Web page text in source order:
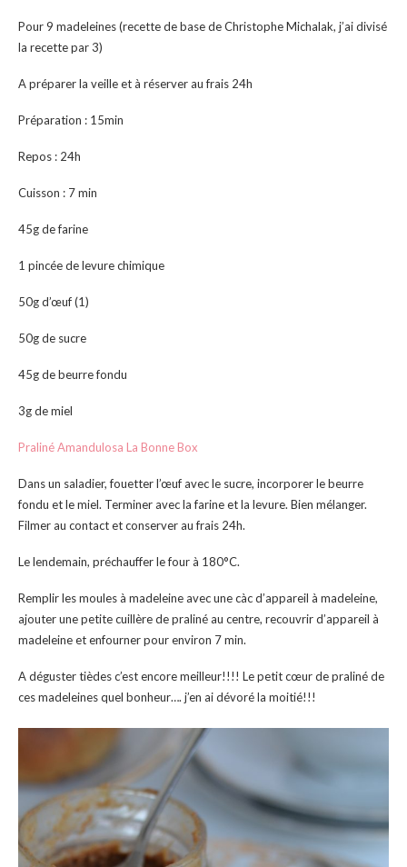
Pour 9 madeleines (recette de base de Christophe Michalak, j’ai divisé
la recette par 3)
A préparer la veille et à réserver au frais 24h
Préparation : 15min
Repos : 24h
Cuisson : 7 min
45g de farine
1 pincée de levure chimique
50g d’œuf (1)
50g de sucre
45g de beurre fondu
3g de miel
Praliné Amandulosa La Bonne Box
Dans un saladier, fouetter l’œuf avec le sucre, incorporer le beurre
fondu et le miel. Terminer avec la farine et la levure. Bien mélanger.
Filmer au contact et conserver au frais 24h.
Le lendemain, préchauffer le four à 180°C.
Remplir les moules à madeleine avec une càc d’appareil à madeleine,
ajouter une petite cuillère de praliné au centre, recouvrir d’appareil à
madeleine et enfourner pour environ 7 min.
A déguster tièdes c’est encore meilleur!!!! Le petit cœur de praliné de
ces madeleines quel bonheur…. j’en ai dévoré la moitié!!!